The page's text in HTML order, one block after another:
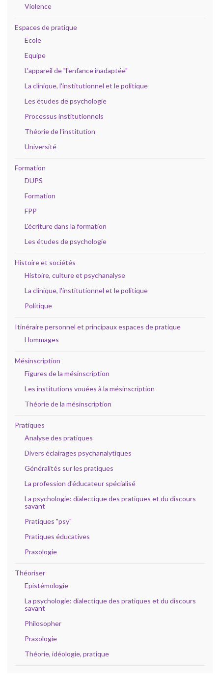
Violence
Espaces de pratique
Ecole
Equipe
L'appareil de "l'enfance inadaptée"
La clinique, l'institutionnel et le politique
Les études de psychologie
Processus institutionnels
Théorie de l'institution
Université
Formation
DUPS
Formation
FPP
L'écriture dans la formation
Les études de psychologie
Histoire et sociétés
Histoire, culture et psychanalyse
La clinique, l'institutionnel et le politique
Politique
Itinéraire personnel et principaux espaces de pratique
Hommages
Mésinscription
Figures de la mésinscription
Les institutions vouées à la mésinscription
Théorie de la mésinscription
Pratiques
Analyse des pratiques
Divers éclairages psychanalytiques
Généralités sur les pratiques
La profession d'éducateur spécialisé
La psychologie: dialectique des pratiques et du discours
savant
Pratiques "psy"
Pratiques éducatives
Praxologie
Théoriser
Epistémologie
La psychologie: dialectique des pratiques et du discours
savant
Philosopher
Praxologie
Théorie, idéologie, pratique